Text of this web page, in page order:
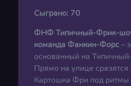
Сыграно: 70
ФНФ Типичный-Фрик-
команда Фанкин-Форс–
основанный на
Прямо на улице
Картошка Фри под ритмы